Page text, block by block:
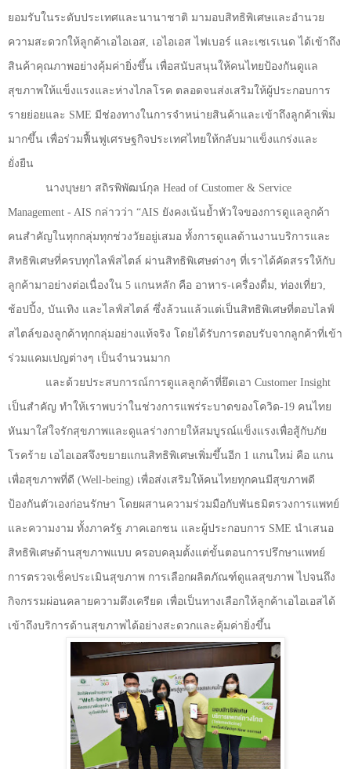
ยอมรับในระดับประเทศและนานาชาติ มามอบสิทธิพิเศษและอำนวย
ความสะดวกให้ลูกค้าเอไอเอส เอไอเอส ไฟเบอร์ และเซเรเนด ได้เข้าถึง
สินค้าคุณภาพอย่างคุ้มค่ายิ่งขึ้น เพื่อสนับสนุนให้คนไทยป้องกันดูแล
สุขภาพให้แข็งแรงและห่างไกลโรค ตลอดจนส่งเสริมให้ผู้ประกอบการ
รายย่อยและ SME มีช่องทางในการจำหน่ายสินค้าและเข้าถึงลูกค้าเพิ่ม
มากขึ้น เพื่อร่วมฟื้นฟูเศรษฐกิจประเทศไทยให้กลับมาแข็งแกร่งและ
ยั่งยืน
นางบุษยา สถิรพิพัฒน์กุล Head of Customer & Service
Management - AIS กล่าวว่า “AIS ยังคงเน้นย้ำหัวใจของการดูแลลูกค้า
คนสำคัญในทุกกลุ่มทุกช่วงวัยอยู่เสมอ ทั้งการดูแลด้านงานบริการและ
สิทธิพิเศษที่ครบทุกไลฟ์สไตล์ ผ่านสิทธิพิเศษต่างๆ ที่เราได้คัดสรรให้กับ
ลูกค้ามาอย่างต่อเนื่องใน 5 แกนหลัก คือ อาหาร-เครื่องดื่ม ท่องเที่ยว
ช้อปปิ้ง บันเทิง และไลฟ์สไตล์ ซึ่งล้วนแล้วแต่เป็นสิทธิพิเศษที่ตอบไลฟ์
สไตล์ของลูกค้าทุกกลุ่มอย่างแท้จริง โดยได้รับการตอบรับจากลูกค้าที่เข้า
ร่วมแคมเปญต่างๆ เป็นจำนวนมาก
และด้วยประสบการณ์การดูแลลูกค้าที่ยึดเอา Customer Insight
เป็นสำคัญ ทำให้เราพบว่าในช่วงการแพร่ระบาดของโควิด-19 คนไทย
หันมาใส่ใจรักสุขภาพและดูแลร่างกายให้สมบูรณ์แข็งแรงเพื่อสู้กับภัย
โรคร้าย เอไอเอสจึงขยายแกนสิทธิพิเศษเพิ่มขึ้นอีก 1 แกนใหม่ คือ แกน
เพื่อสุขภาพที่ดี (Well-being) เพื่อส่งเสริมให้คนไทยทุกคนมีสุขภาพดี
ป้องกันตัวเองก่อนรักษา โดยผสานความร่วมมือกับพันธมิตรวงการแพทย์
และความงาม ทั้งภาครัฐ ภาคเอกชน และผู้ประกอบการ SME นำเสนอ
สิทธิพิเศษด้านสุขภาพแบบ ครอบคลุมตั้งแต่ขั้นตอนการปรึกษาแพทย์
การตรวจเช็คประเมินสุขภาพ การเลือกผลิตภัณฑ์ดูแลสุขภาพ ไปจนถึง
กิจกรรมผ่อนคลายความตึงเครียด เพื่อเป็นทางเลือกให้ลูกค้าเอไอเอสได้
เข้าถึงบริการด้านสุขภาพได้อย่างสะดวกและคุ้มค่ายิ่งขึ้น